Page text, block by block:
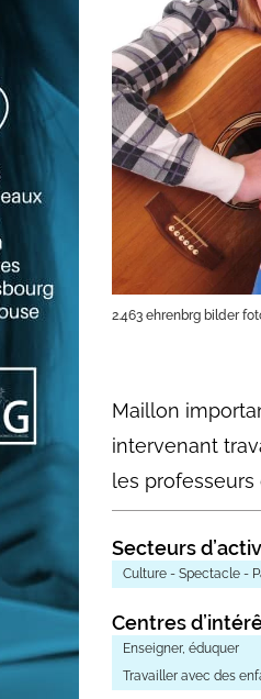
2.463 ehrenbrg bilder
Maillon
intervenant
les
Secteurs
Culture - Spectacle -
Centres
Enseigner, éduquer
Travailler avec des